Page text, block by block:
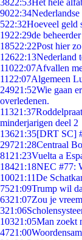
3822:53Het hele
9022:34
522:32Hoeveel geld
1922:29de
18522:22Post hier
12622:13Nederland
11022:07Afvallen
11 22:07Algemeen
24921:52Wie gaan
overledenen.
11321:37
minderjarigen deel 2
13621:35[DRT SC]
29721:28Centraal
81 21:23Vuelta a
18421:18NEC #77:
10021:11De
7521:09Trump wil
6321:07Zou je
321:06
10321:05Man zoekt
4721:00